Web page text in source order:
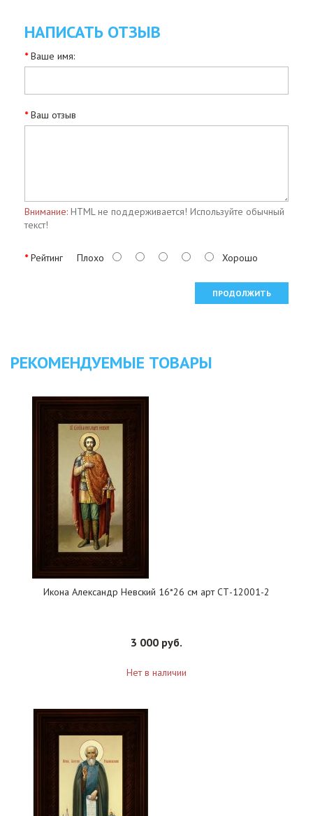
НАПИСАТЬ ОТЗЫВ
Ваше имя:
Ваш отзыв
Внимание: HTML не поддерживается! Используйте обычный
текст!
Рейтинг Плохо Хорошо
ПРОДОЛЖИТЬ
РЕКОМЕНДУЕМЫЕ ТОВАРЫ
Икона Александр Невский 16*26 см арт СТ-12001-2
3 000 руб.
Нет в наличии